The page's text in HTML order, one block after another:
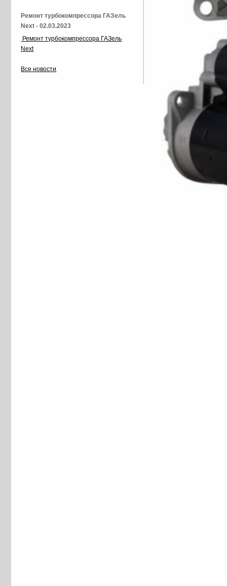
Ремонт турбокомпрессора ГАЗель
Next - 02.03.2023
Ремонт турбокомпрессора ГАЗель
Next
Все новости